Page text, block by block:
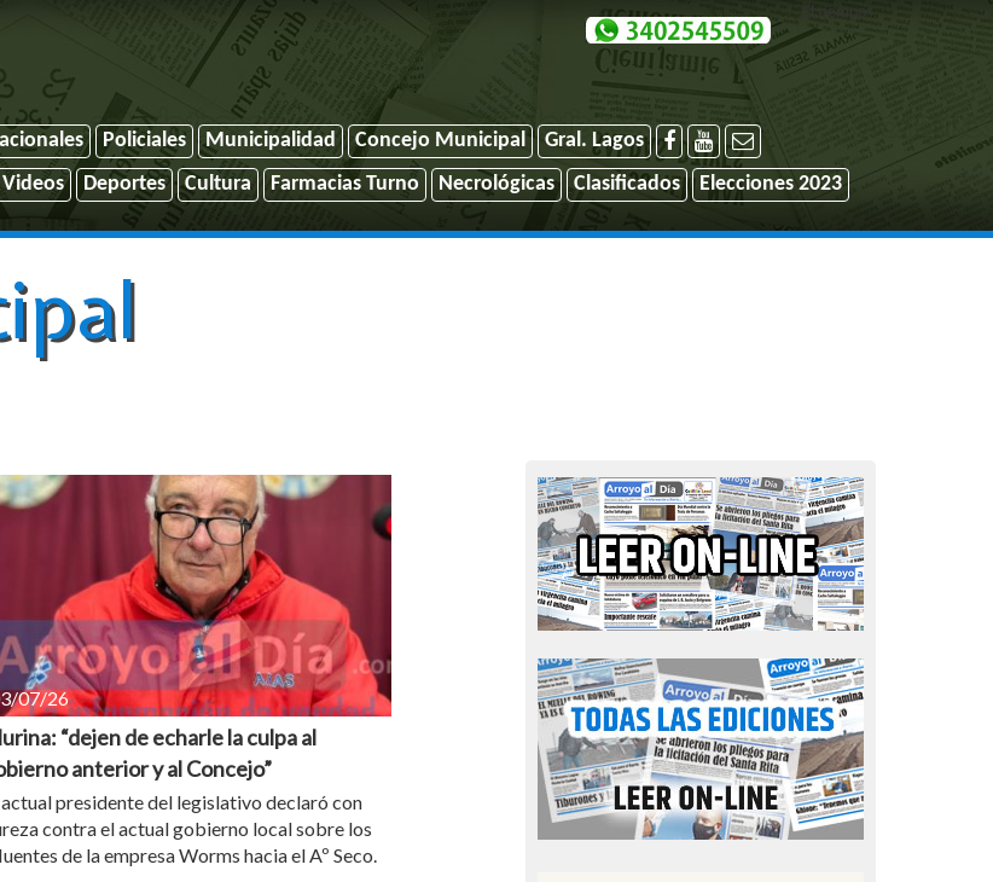
El tiempo
Policiales Municipalidad Concejo Municipal
Gral. Lagos
Videos Deportes Cultura Farmacias Turno Necrológicas Clasificados Elecciones 2023
07/26
“dejen de echarle la culpa al
anterior y al Concejo”
actual presidente del legislativo declaró con
contra el actual gobierno local sobre los
de la empresa Worms hacia el Aº Seco.